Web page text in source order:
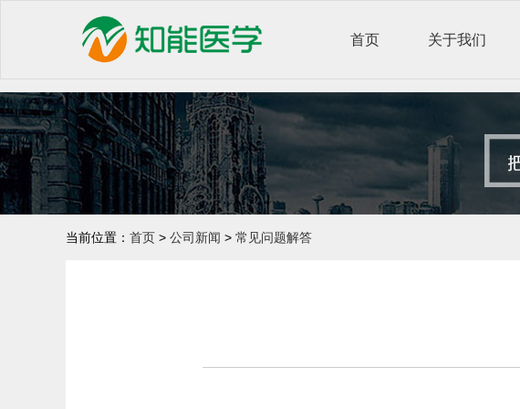
首页 关于我们
当前位置： 首页 > 公司新闻 > 常见问题解答